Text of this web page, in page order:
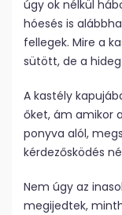
úgy ok nélkül
hóesés is
fellegek. Mire a
sütött, de a
A kastély
őket, ám amikor
ponyva alól,
kérdezősködés
Nem úgy az
megijedtek,